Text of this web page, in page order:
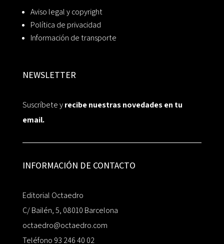
Aviso legal y copyright
Política de privacidad
Información de transporte
NEWSLETTER
Suscríbete yrecibe nuestras novedades en tu
email.
INFORMACIÓN DE CONTACTO
Editorial Octaedro
C/ Bailén, 5, 08010 Barcelona
octaedro@octaedro.com
Teléfono 93 246 40 02